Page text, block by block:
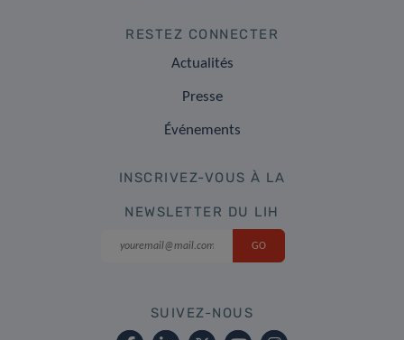
RESTEZ CONNECTER
Actualités
Presse
Événements
INSCRIVEZ-VOUS À LA
NEWSLETTER DU LIH
SUIVEZ-NOUS